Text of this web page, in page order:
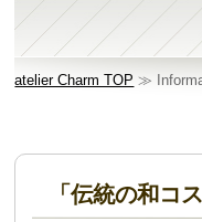
atelier Charm TOP ≫
「伝統の和コ